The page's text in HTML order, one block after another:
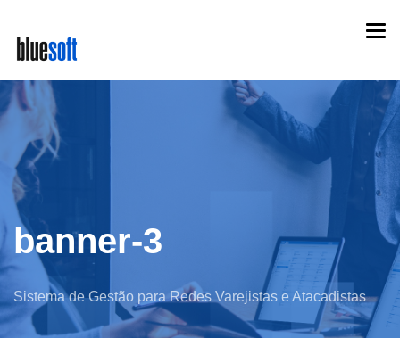
main
content
banner-3
Sistema de Gestão para Redes Varejistas e Atacadistas